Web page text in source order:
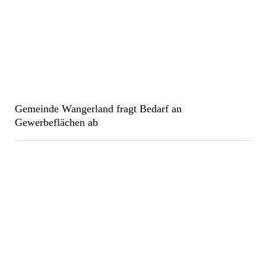
Gemeinde Wangerland fragt Bedarf an
Gewerbeflächen ab